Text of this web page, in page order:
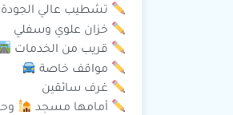
تشطيب عالي الجودة
خزان علوي وسفلي
قريب من الخدمات
مواقف خاصة
غرف سائقين
أمامها مسجد